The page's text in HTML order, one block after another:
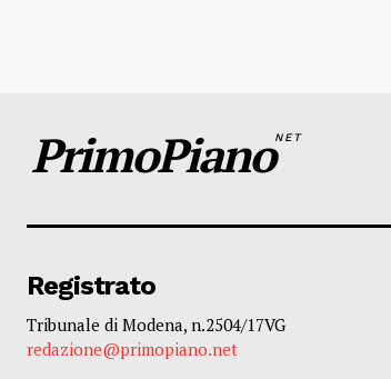
PrimoPianoNET
Registrato
Tribunale di Modena, n.2504/17VG
redazione@primopiano.net